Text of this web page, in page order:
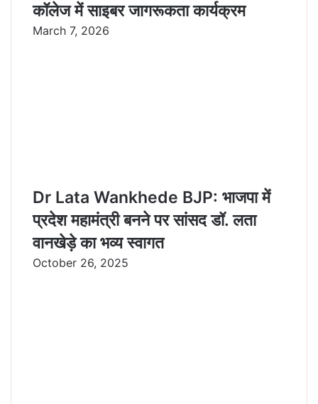
कॉलेज में साइबर जागरूकता कार्यक्रम
March 7, 2026
Dr Lata Wankhede BJP: भाजपा में
प्रदेश महामंत्री बनने पर सांसद डॉ. लता
वानखेड़े का भव्य स्वागत
October 26, 2025